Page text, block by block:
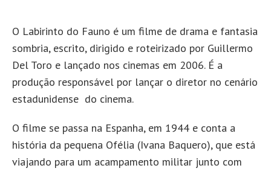
O Labirinto do Fauno é um filme de drama e fantasia
sombria, escrito, dirigido e roteirizado por Guillermo
Del Toro e lançado nos cinemas em 2006. É a
produção responsável por lançar o diretor no cenário
estadunidense do cinema.
O filme se passa na Espanha, em 1944 e conta a
história da pequena Ofélia (Ivana Baquero), que está
viajando para um acampamento militar junto com